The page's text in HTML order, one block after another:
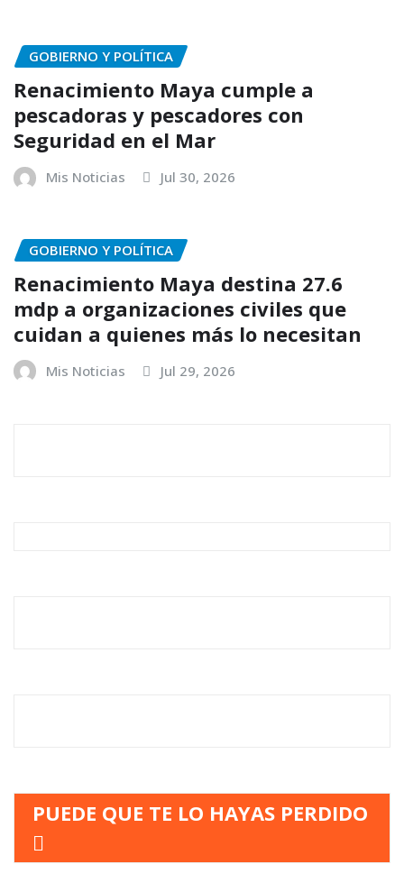
GOBIERNO Y POLÍTICA
Renacimiento Maya cumple a
pescadoras y pescadores con
Seguridad en el Mar
Mis Noticias Jul 30, 2026
GOBIERNO Y POLÍTICA
Renacimiento Maya destina 27.6
mdp a organizaciones civiles que
cuidan a quienes más lo necesitan
Mis Noticias Jul 29, 2026
PUEDE QUE TE LO HAYAS PERDIDO